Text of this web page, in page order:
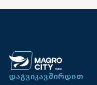
ᲓᲐᲒᲕᲘᲙᲐᲕᲨᲘᲠᲓᲘᲗ